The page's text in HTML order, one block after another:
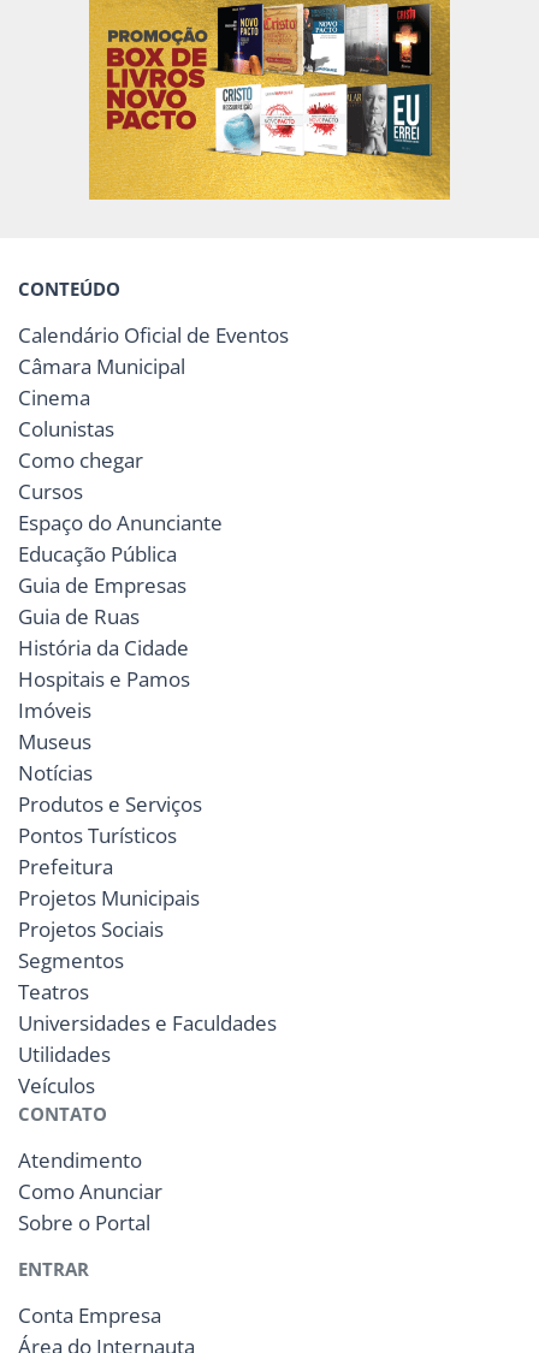
CONTEÚDO
Calendário Oficial de Eventos
Câmara Municipal
Cinema
Colunistas
Como chegar
Cursos
Espaço do Anunciante
Educação Pública
Guia de Empresas
Guia de Ruas
História da Cidade
Hospitais e Pamos
Imóveis
Museus
Notícias
Produtos e Serviços
Pontos Turísticos
Prefeitura
Projetos Municipais
Projetos Sociais
Segmentos
Teatros
Universidades e Faculdades
Utilidades
Veículos
CONTATO
Atendimento
Como Anunciar
Sobre o Portal
ENTRAR
Conta Empresa
Área do Internauta